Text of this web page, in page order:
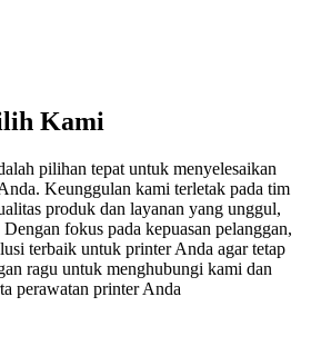
Kami
pilihan tepat untuk menyelesaikan
Keunggulan kami terletak pada tim
produk dan layanan yang unggul,
fokus pada kepuasan pelanggan,
terbaik untuk printer Anda agar tetap
ragu untuk menghubungi kami dan
perawatan printer Anda